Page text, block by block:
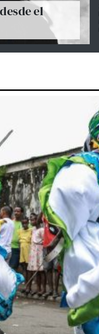
el